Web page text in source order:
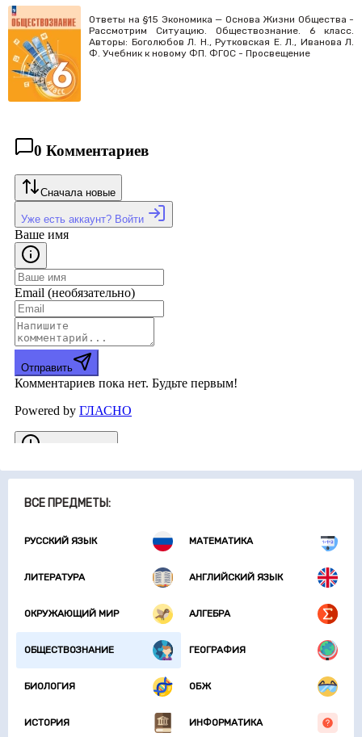
ВСЕ ПРЕДМЕТЫ:
РУССКИЙ ЯЗЫК МАТЕМАТИКА
ЛИТЕРАТУРА АНГЛИЙСКИЙ ЯЗЫК
ОКРУЖАЮЩИЙ МИР АЛГЕБРА
ОБЩЕСТВОЗНАНИЕ ГЕОГРАФИЯ
БИОЛОГИЯ ОБЖ
ИСТОРИЯ ИНФОРМАТИКА
Ответы на §15 Экономика — Основа Жизни Общества -
Рассмотрим Ситуацию. Обществознание. 6 класс.
Авторы: Боголюбов Л. Н., Рутковская Е. Л., Иванова Л.
Ф. Учебник к новому ФП. ФГОС - Просвещение